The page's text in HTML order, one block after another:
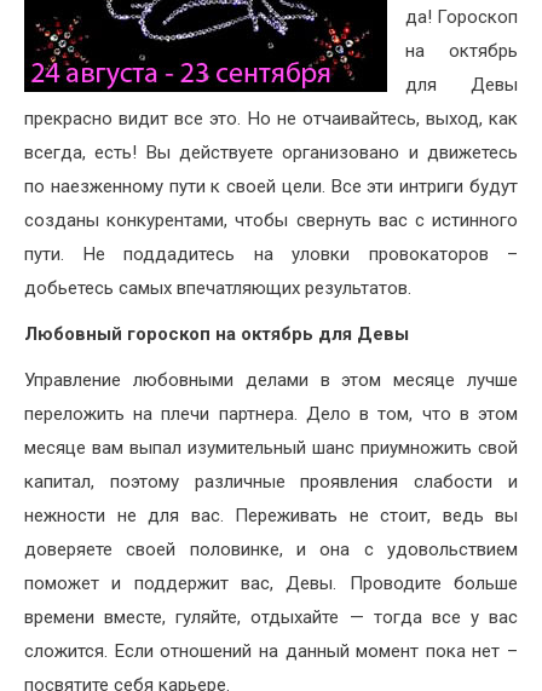
да! Гороскоп
на октябрь
для Девы
прекрасно видит все это. Но не отчаивайтесь, выход, как
всегда, есть! Вы действуете организовано и движетесь
по наезженному пути к своей цели. Все эти интриги будут
созданы конкурентами, чтобы свернуть вас с истинного
пути. Не поддадитесь на уловки провокаторов –
добьетесь самых впечатляющих результатов.
Любовный гороскоп на октябрь для Девы
Управление любовными делами в этом месяце лучше
переложить на плечи партнера. Дело в том, что в этом
месяце вам выпал изумительный шанс приумножить свой
капитал, поэтому различные проявления слабости и
нежности не для вас. Переживать не стоит, ведь вы
доверяете своей половинке, и она с удовольствием
поможет и поддержит вас, Девы. Проводите больше
времени вместе, гуляйте, отдыхайте — тогда все у вас
сложится. Если отношений на данный момент пока нет –
посвятите себя карьере.